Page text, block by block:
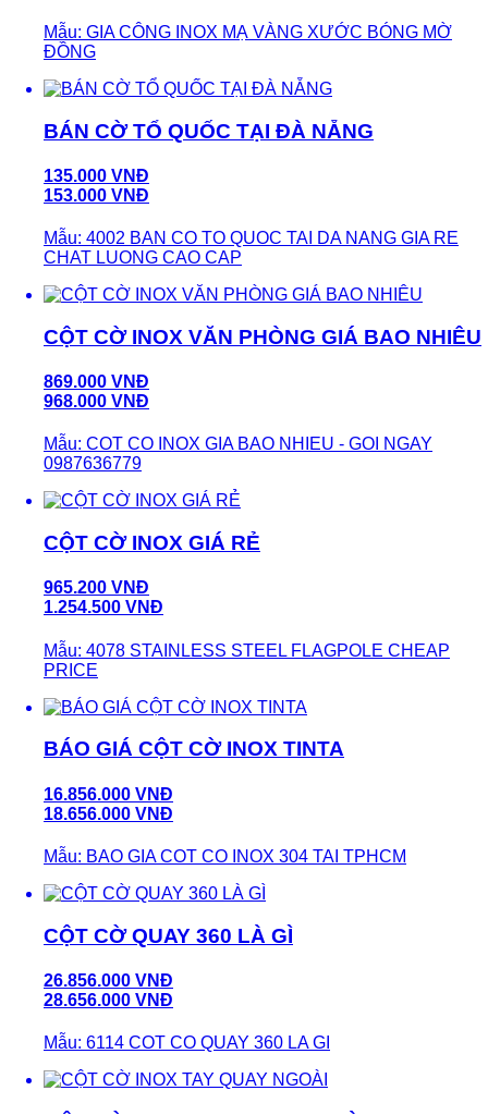
Mẫu: GIA CÔNG INOX MẠ VÀNG XƯỚC BÓNG MỜ
ĐỒNG
BÁN CỜ TỔ QUỐC TẠI ĐÀ NẴNG
135.000 VNĐ
153.000 VNĐ
Mẫu: 4002 BAN CO TO QUOC TAI DA NANG GIA RE
CHAT LUONG CAO CAP
CỘT CỜ INOX VĂN PHÒNG GIÁ BAO NHIÊU
869.000 VNĐ
968.000 VNĐ
Mẫu: COT CO INOX GIA BAO NHIEU - GOI NGAY
0987636779
CỘT CỜ INOX GIÁ RẺ
965.200 VNĐ
1.254.500 VNĐ
Mẫu: 4078 STAINLESS STEEL FLAGPOLE CHEAP
PRICE
BÁO GIÁ CỘT CỜ INOX TINTA
16.856.000 VNĐ
18.656.000 VNĐ
Mẫu: BAO GIA COT CO INOX 304 TAI TPHCM
CỘT CỜ QUAY 360 LÀ GÌ
26.856.000 VNĐ
28.656.000 VNĐ
Mẫu: 6114 COT CO QUAY 360 LA GI